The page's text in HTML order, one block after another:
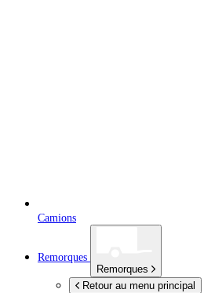
Camions
Remorques
Remorques
Retour au menu principal